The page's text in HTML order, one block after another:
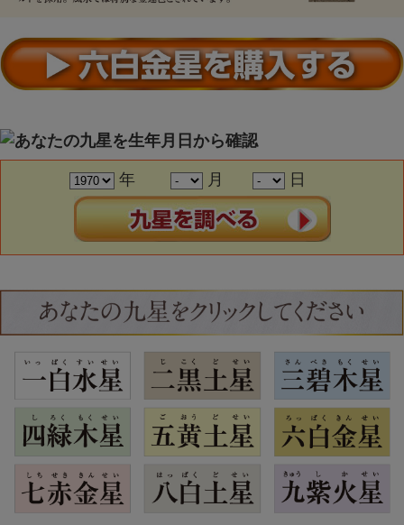
年 月 日